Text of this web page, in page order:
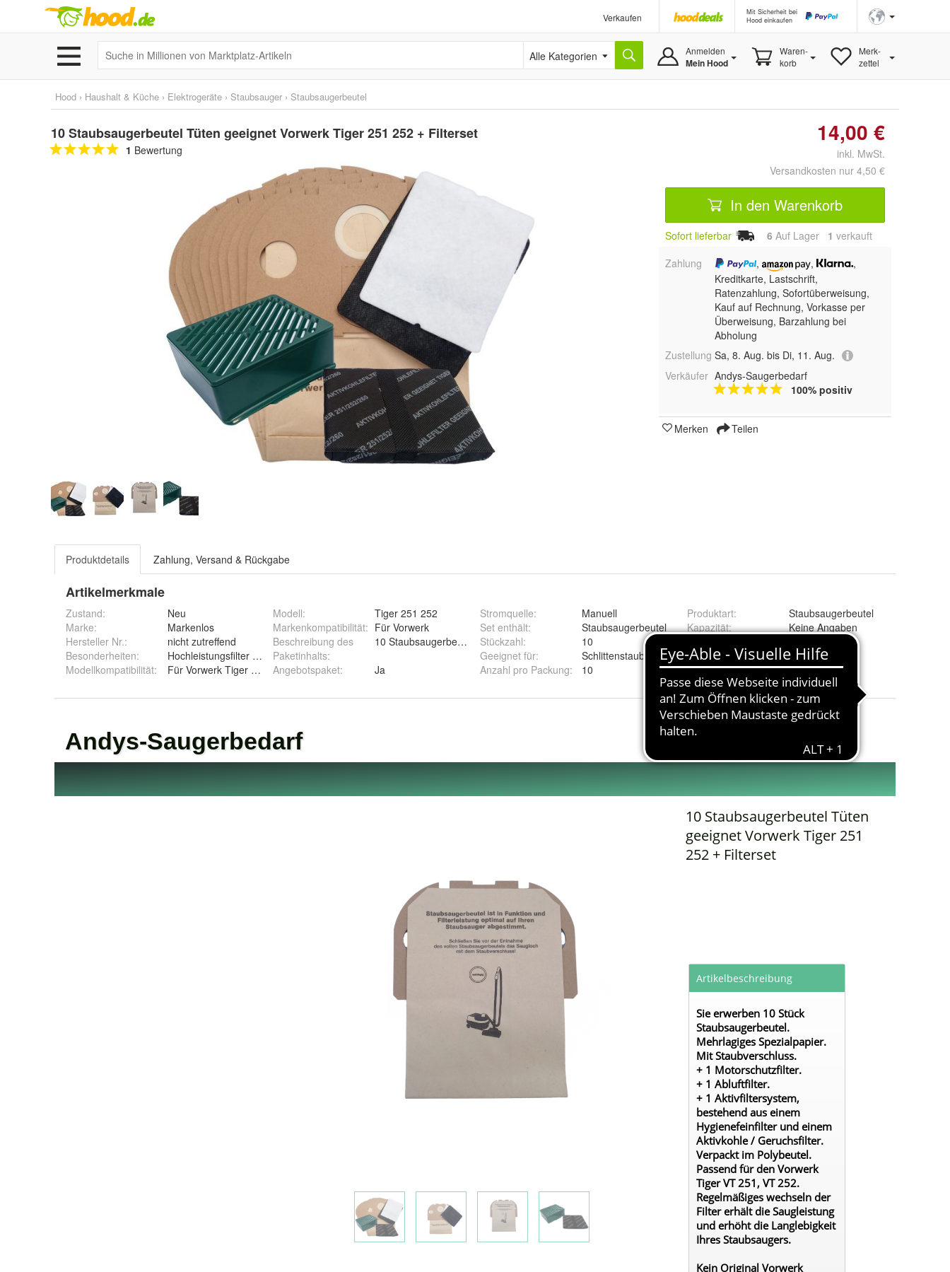
Verkaufen
Mit Sicherheit bei
Hood einkaufen
Alle Kategorien Anmelden
Mein Hood
Waren-
korb
Merk-
zettel
Hood › Haushalt & Küche › Elektrogeräte › Staubsauger › Staubsaugerbeutel
10 Staubsaugerbeutel Tüten geeignet Vorwerk Tiger 251 252 + Filterset
1 Bewertung
14,00 €
inkl. MwSt.
Versandkosten nur 4,50 €
In den Warenkorb
Sofort lieferbar 6 Auf Lager 1 verkauft
Zahlung
, ,
,
Kreditkarte, Lastschrift,
Ratenzahlung, Sofortüberweisung,
Kauf auf Rechnung, Vorkasse per
Überweisung, Barzahlung bei
Abholung
Zustellung Sa, 8. Aug. bis Di, 11. Aug.
Verkäufer Andys-Saugerbedarf
100% positiv
Merken Teilen
Produktdetails Zahlung, Versand & Rückgabe
Artikelmerkmale
Zustand:
Neu
Marke:
Markenlos
Hersteller Nr.:
nicht zutreffend
Besonderheiten:
Hochleistungsfilter aus mehrlagigem Spezialpapier
Modellkompatibilität: Für Vorwerk Tiger 251 252
Modell:
Tiger 251 252
Markenkompatibilität: Für Vorwerk
Beschreibung des
Paketinhalts:
10 Staubsaugerbeutel.2 Filter.1 Filterset.
Angebotspaket: Ja
Stromquelle:
Manuell
Set enthält:
Staubsaugerbeutel
Stückzahl:
10
Geeignet für:
Schlittenstaubsauger Bodenstaubsauger
Anzahl pro Packung: 10
Produktart:
Staubsaugerbeutel
Kapazität: Keine Angaben